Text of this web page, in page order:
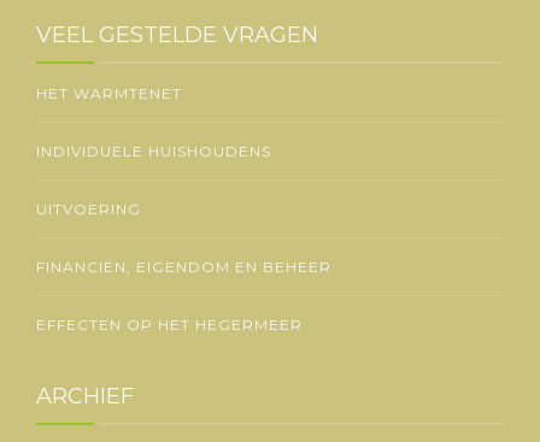
VEEL GESTELDE VRAGEN
HET WARMTENET
INDIVIDUELE HUISHOUDENS
UITVOERING
FINANCIËN, EIGENDOM EN BEHEER
EFFECTEN OP HET HEGERMEER
ARCHIEF